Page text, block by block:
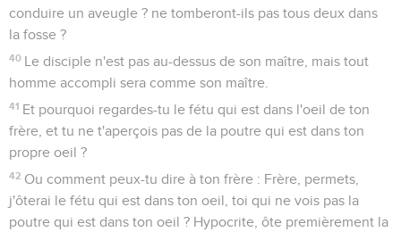
conduire un aveugle ? ne tomberont-ils pas tous deux dans
la fosse ?
40 Le disciple n'est pas au-dessus de son maître, mais tout
homme accompli sera comme son maître.
41 Et pourquoi regardes-tu le fétu qui est dans l'oeil de ton
frère, et tu ne t'aperçois pas de la poutre qui est dans ton
propre oeil ?
42 Ou comment peux-tu dire à ton frère : Frère, permets,
j'ôterai le fétu qui est dans ton oeil, toi qui ne vois pas la
poutre qui est dans ton oeil ? Hypocrite, ôte premièrement la